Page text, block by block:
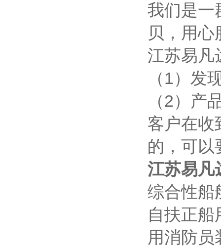
我们是一
贝，用
江苏易凡
（1）发
（2）产
客户在收
的，可以
江苏易凡
综合性船
自扶正
用消防